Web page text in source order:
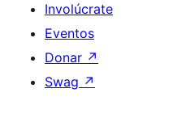
Involúcrate
Eventos
Donar ↗
Swag ↗